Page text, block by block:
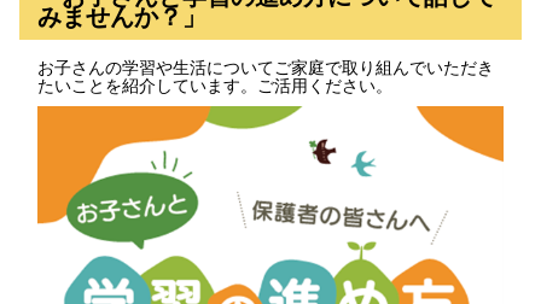
みませんか？」
お子さんの学習や生活についてご家庭で取り組んでいただき
たいことを紹介しています。ご活用ください。